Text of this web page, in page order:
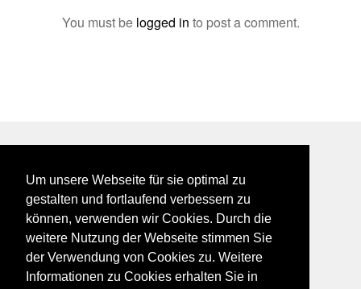
Um unsere Webseite für sie optimal zu
gestalten und fortlaufend verbessern zu
können, verwenden wir Cookies. Durch die
weitere Nutzung der Webseite stimmen Sie
der Verwendung von Cookies zu. Weitere
Informationen zu Cookies erhalten Sie in
You must be logged in to post a comment.
BEI GALFES - hier wird man getroffen
impressum
datenschutz
disclaimer